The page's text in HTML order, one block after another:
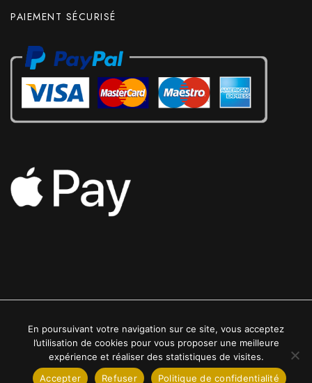
PAIEMENT SÉCURISÉ
2022 © Luxe24kt | Tous droits réservés
En poursuivant votre navigation sur ce site, vous acceptez
l’utilisation de cookies pour vous proposer une meilleure
expérience et réaliser des statistiques de visites.
Accepter
Refuser Politique de confidentialité